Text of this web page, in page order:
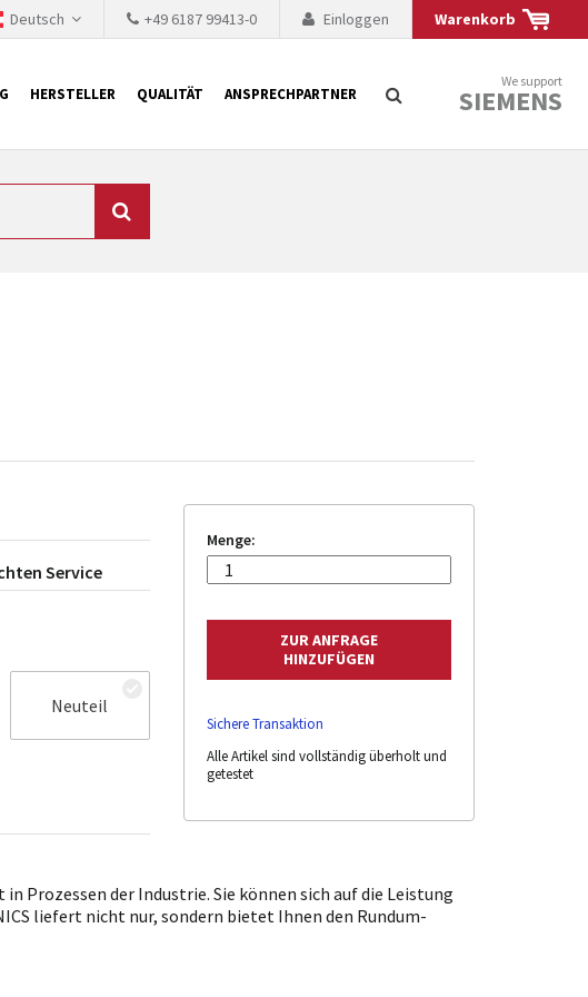
Warenkorb
Einloggen
+49 6187 99413-0
Deutsch
HERSTELLER QUALITÄT ANSPRECHPARTNER
We support
SIEMENS
Service
Neuteil
Menge:
Sichere Transaktion
Alle Artikel sind vollständig überholt und
getestet
Prozessen der Industrie. Sie können sich auf die Leistung
liefert nicht nur, sondern bietet Ihnen den Rundum-